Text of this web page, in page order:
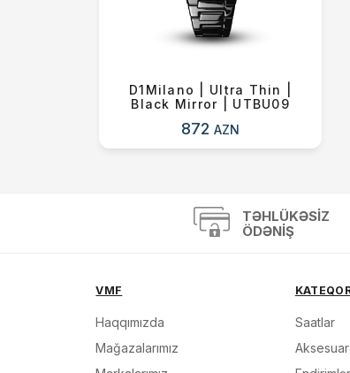
D1Milano | Ultra Thin |
Black Mirror | UTBU09
872AZN
TƏHLÜKƏSIZ
ÖDƏNIŞ
VMF
Haqqımızda
Mağazalarımız
Saatlar